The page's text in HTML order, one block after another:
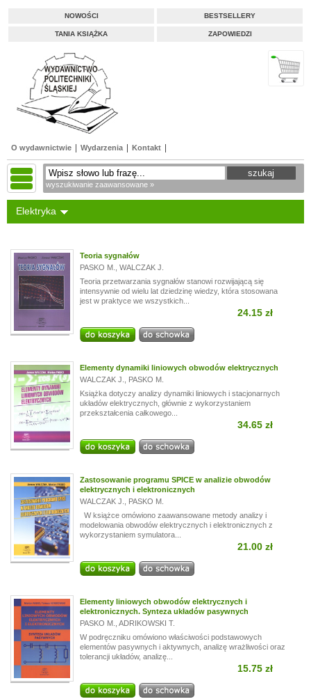
NOWOŚCI BESTSELLERY
TANIA KSIĄŻKA ZAPOWIEDZI
O wydawnictwie Wydarzenia Kontakt
wyszukiwanie zaawansowane »
Elektryka
Teoria sygnałów
PASKO M.
WALCZAK J.
Teoria przetwarzania sygnałów stanowi rozwijającą się
intensywnie od wielu lat dziedzinę wiedzy, która stosowana
jest w praktyce we wszystkich...
24.15 zł
Elementy dynamiki liniowych obwodów elektrycznych
WALCZAK J.
PASKO M.
Książka dotyczy analizy dynamiki liniowych i stacjonarnych
układów elektrycznych, głównie z wykorzystaniem
przekształcenia całkowego...
34.65 zł
Zastosowanie programu SPICE w analizie obwodów
elektrycznych i elektronicznych
WALCZAK J.
PASKO M.
W książce omówiono zaawansowane metody analizy i
modelowania obwodów elektrycznych i elektronicznych z
wykorzystaniem symulatora...
21.00 zł
Elementy liniowych obwodów elektrycznych i
elektronicznych. Synteza układów pasywnych
PASKO M.
ADRIKOWSKI T.
W podręczniku omówiono właściwości podstawowych
elementów pasywnych i aktywnych, analizę wrażliwości oraz
tolerancji układów, analizę...
15.75 zł